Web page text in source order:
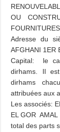
OU
Adresse du
AFGHANI 1ER
Capital: le
dirhams. Il
dirhams
attribuées aux
Les associés:
EL GOR
total des parts